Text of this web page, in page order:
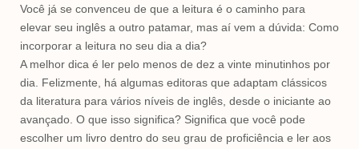
Você já se convenceu de que a leitura é o caminho para
elevar seu inglês a outro patamar, mas aí vem a dúvida: Como
incorporar a leitura no seu dia a dia?
A melhor dica é ler pelo menos de dez a vinte minutinhos por
dia. Felizmente, há algumas editoras que adaptam clássicos
da literatura para vários níveis de inglês, desde o iniciante ao
avançado. O que isso significa? Significa que você pode
escolher um livro dentro do seu grau de proficiência e ler aos